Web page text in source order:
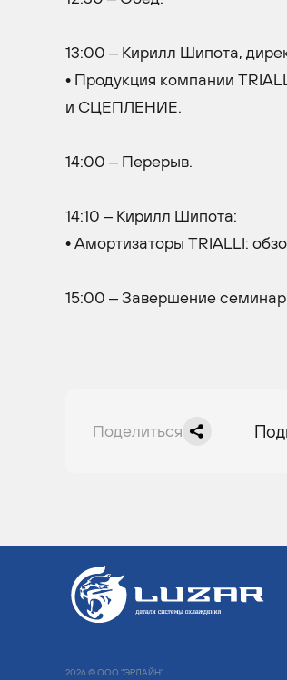
13:00 – Кирилл Шипота,
• Продукция компании
и СЦЕПЛЕНИЕ.
14:00 – Перерыв.
14:10 – Кирилл Шипота:
• Амортизаторы TRIALLI:
15:00 – Завершение
Поделиться
2026 © ООО "ЭРЛАЙН".